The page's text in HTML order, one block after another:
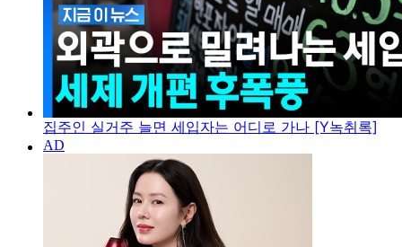
집주인 실거주 늘면 세입자는 어디로 가나 [Y녹취록]